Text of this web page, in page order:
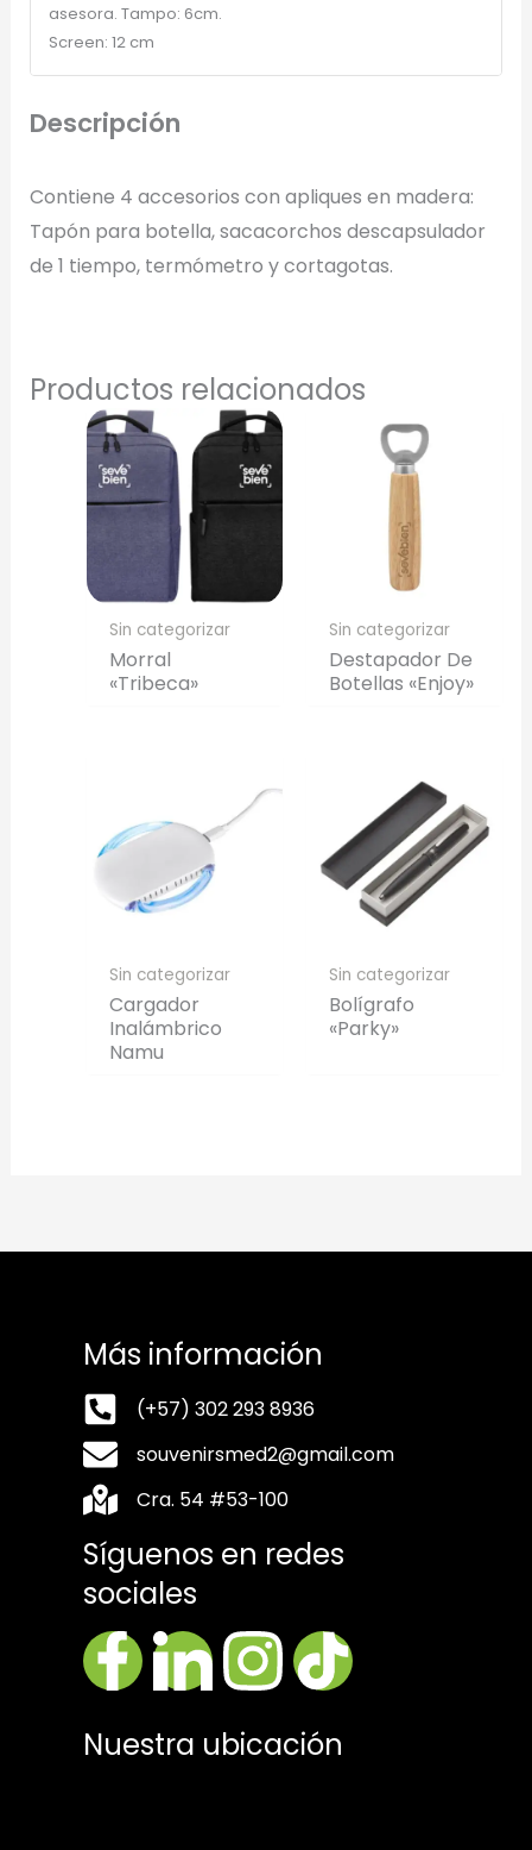
Formatos: PNG, JPG, SVG (Max. 5MB). Se recomienda fondo
Selecciona el estilo de marcado:
Una Tinta
Marcado en un solo color plano (ideal serigrafía/grabado).
Generar Vista Previa con IA
asesora. Tampo: 6cm.
Screen: 12 cm
Descripción
Contiene 4 accesorios con apliques en madera:
Tapón para botella, sacacorchos descapsulador
de 1 tiempo, termómetro y cortagotas.
Productos relacionados
Sin categorizar
Morral
«Tribeca»
Sin categorizar
Destapador De
Botellas «Enjoy»
Sin categorizar
Cargador
Inalámbrico
Namu
Sin categorizar
Bolígrafo
«Parky»
Más información
(+57) 302 293 8936
souvenirsmed2@gmail.com
Cra. 54 #53-100
Síguenos en redes
sociales
Nuestra ubicación